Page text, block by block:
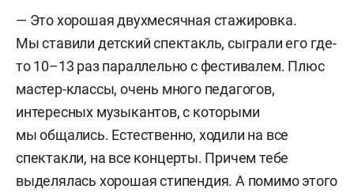
— Это хорошая двухмесячная стажировка.
Мы ставили детский спектакль, сыграли его где-
то 10–13 раз параллельно с фестивалем. Плюс
мастер-классы, очень много педагогов,
интересных музыкантов, с которыми
мы общались. Естественно, ходили на все
спектакли, на все концерты. Причем тебе
выделялась хорошая стипендия. А помимо этого